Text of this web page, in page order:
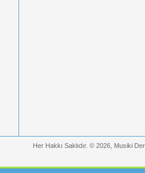
Her Hakkı Saklıdır. © 2026, Musiki